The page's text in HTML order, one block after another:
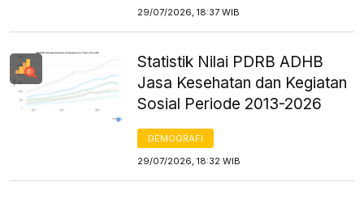
29/07/2026, 18:37 WIB
Statistik Nilai PDRB ADHB
Jasa Kesehatan dan Kegiatan
Sosial Periode 2013-2026
DEMOGRAFI
29/07/2026, 18:32 WIB